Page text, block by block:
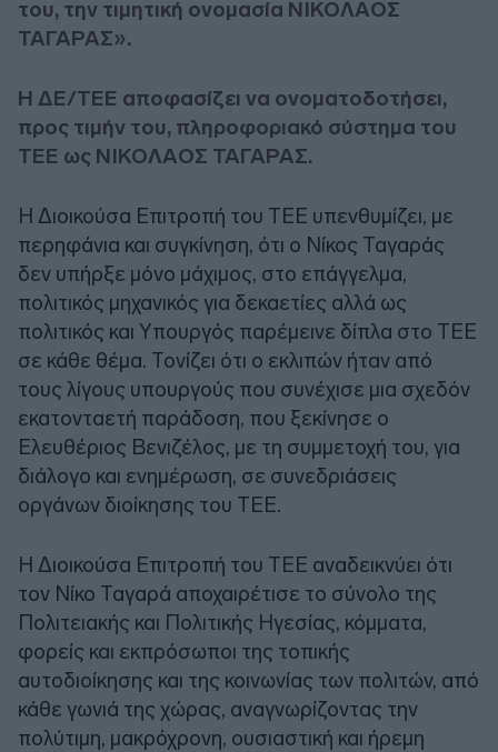
του, την τιμητική ονομασία ΝΙΚΟΛΑΟΣ
ΤΑΓΑΡΑΣ».
Η ΔΕ/ΤΕΕ αποφασίζει να ονοματοδοτήσει,
προς τιμήν του, πληροφοριακό σύστημα του
ΤΕΕ ως ΝΙΚΟΛΑΟΣ ΤΑΓΑΡΑΣ.
Η Διοικούσα Επιτροπή του ΤΕΕ υπενθυμίζει, με
περηφάνια και συγκίνηση, ότι ο Νίκος Ταγαράς
δεν υπήρξε μόνο μάχιμος, στο επάγγελμα,
πολιτικός μηχανικός για δεκαετίες αλλά ως
πολιτικός και Υπουργός παρέμεινε δίπλα στο ΤΕΕ
σε κάθε θέμα. Τονίζει ότι ο εκλιπών ήταν από
τους λίγους υπουργούς που συνέχισε μια σχεδόν
εκατονταετή παράδοση, που ξεκίνησε ο
Ελευθέριος Βενιζέλος, με τη συμμετοχή του, για
διάλογο και ενημέρωση, σε συνεδριάσεις
οργάνων διοίκησης του ΤΕΕ.
Η Διοικούσα Επιτροπή του ΤΕΕ αναδεικνύει ότι
τον Νίκο Ταγαρά αποχαιρέτισε το σύνολο της
Πολιτειακής και Πολιτικής Ηγεσίας, κόμματα,
φορείς και εκπρόσωποι της τοπικής
αυτοδιοίκησης και της κοινωνίας των πολιτών, από
κάθε γωνιά της χώρας, αναγνωρίζοντας την
πολύτιμη, μακρόχρονη, ουσιαστική και ήρεμη